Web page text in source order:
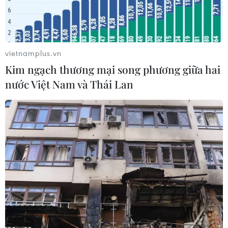
Nông dân thu hoạch lúa trên cánh đồng ở tỉnh Roi Et (Thái Lan).
(Ảnh: AFP/TTXVN)
Giá gạo xuất khẩu của Thái Lan trong tuần qua
tăng lên mức cao nhất trong hơn ba tháng do
vietnamplus.vn
Kim ngạch thương mại song phương giữa hai
nước Việt Nam và Thái Lan